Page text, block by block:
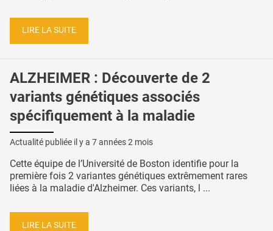
LIRE LA SUITE
ALZHEIMER : Découverte de 2
variants génétiques associés
spécifiquement à la maladie
Actualité publiée il y a 7 années 2 mois
Cette équipe de l’Université de Boston identifie pour la
première fois 2 variantes génétiques extrêmement rares
liées à la maladie d'Alzheimer. Ces variants, l ...
LIRE LA SUITE